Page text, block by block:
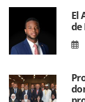
El
de